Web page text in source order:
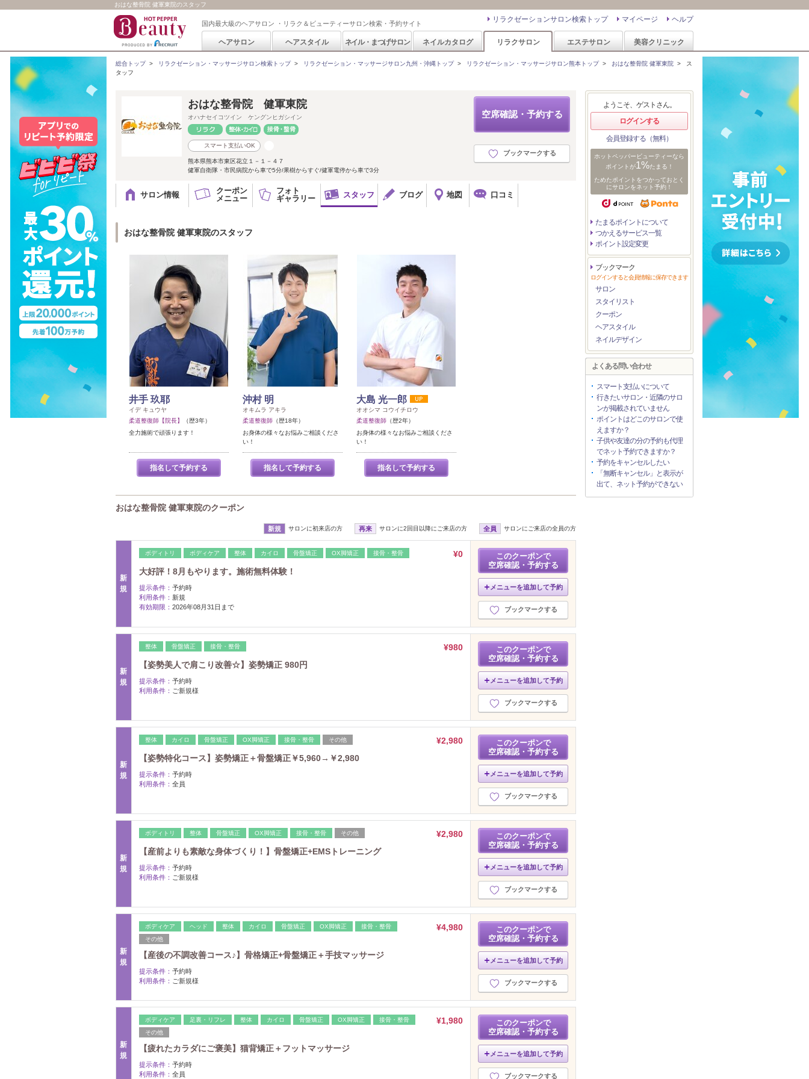
おはな整骨院 健軍東院のスタッフ
国内最大級のヘアサロン ・リラク＆ビューティーサロン検索・予約サイト ヘルプ
マイページ
リラクゼーションサロン検索トップ
ヘアサロン ヘアスタイル ネイル・まつげサロン ネイルカタログ リラクサロン エステサロン 美容クリニック
総合トップ> リラクゼーション・マッサージサロン検索トップ> リラクゼーション・マッサージサロン九州・沖縄トップ> リラクゼーション・マッサージサロン熊本トップ> おはな整骨院 健軍東院 > ス
タッフ
空席確認・予約する
ブックマークする
おはな整骨院 健軍東院
オハナセイコツイン ケングンヒガシイン
スマート支払いOK
熊本県熊本市東区花立１－１－４７
健軍自衛隊・市民病院から車で5分/果樹からすぐ/健軍電停から車で3分
サロン情報
クーポン
メニュー
フォト
ギャラリー
スタッフ ブログ 地図 口コミ
おはな整骨院 健軍東院のスタッフ
井手 玖耶
イデ キュウヤ
柔道整復師【院長】
（歴3年）
全力施術で頑張ります！
指名して予約する
沖村 明
オキムラ アキラ
柔道整復師（歴18年）
お身体の様々なお悩みご相談くださ
い！
指名して予約する
大島 光一郎
オオシマ コウイチロウ
柔道整復師（歴2年）
お身体の様々なお悩みご相談くださ
い！
指名して予約する
おはな整骨院 健軍東院のクーポン
新規 サロンに初来店の方 再来 サロンに2回目以降にご来店の方 全員 サロンにご来店の全員の方
新
規
ボディトリ ボディケア 整体 カイロ 骨盤矯正 OX脚矯正 接骨・整骨
¥0
大好評！8月もやります。施術無料体験！
提示条件： 予約時
利用条件： 新規
有効期限： 2026年08月31日まで
このクーポンで
空席確認・予約する
メニューを追加して予約
ブックマークする
新
規
整体 骨盤矯正 接骨・整骨
¥980
【姿勢美人で肩こり改善☆】姿勢矯正 980円
提示条件： 予約時
利用条件： ご新規様
このクーポンで
空席確認・予約する
メニューを追加して予約
ブックマークする
新
規
整体 カイロ 骨盤矯正 OX脚矯正 接骨・整骨 その他
¥2,980
【姿勢特化コース】姿勢矯正＋骨盤矯正￥5,960→￥2,980
提示条件： 予約時
利用条件： 全員
このクーポンで
空席確認・予約する
メニューを追加して予約
ブックマークする
新
規
ボディトリ 整体 骨盤矯正 OX脚矯正 接骨・整骨 その他
¥2,980
【産前よりも素敵な身体づくり！】骨盤矯正+EMSトレーニング
提示条件： 予約時
利用条件： ご新規様
このクーポンで
空席確認・予約する
メニューを追加して予約
ブックマークする
新
規
ボディケア ヘッド 整体 カイロ 骨盤矯正 OX脚矯正
接骨・整骨
その他
¥4,980
【産後の不調改善コース♪】骨格矯正+骨盤矯正＋手技マッサージ
提示条件： 予約時
利用条件： ご新規様
このクーポンで
空席確認・予約する
メニューを追加して予約
ブックマークする
新
規
ボディケア 足裏・リフレ 整体 カイロ 骨盤矯正 OX脚矯正
接骨・整骨
その他
¥1,980
【疲れたカラダにご褒美】猫背矯正＋フットマッサージ
提示条件： 予約時
利用条件： 全員
このクーポンで
空席確認・予約する
メニューを追加して予約
ブックマークする
ようこそ、ゲストさん。
ログインする
会員登録する（無料）
ホットペッパービューティーなら
ポイントが1%たまる！
ためたポイントをつかっておとく
にサロンをネット予約！
たまるポイントについて
つかえるサービス一覧
ポイント設定変更
ブックマーク
ログインすると会員情報に保存できます
サロン
スタイリスト
クーポン
ヘアスタイル
ネイルデザイン
よくある問い合わせ
スマート支払いについて
行きたいサロン・近隣のサロ
ンが掲載されていません
ポイントはどこのサロンで使
えますか？
子供や友達の分の予約も代理
でネット予約できますか？
予約をキャンセルしたい
「無断キャンセル」と表示が
出て、ネット予約ができない